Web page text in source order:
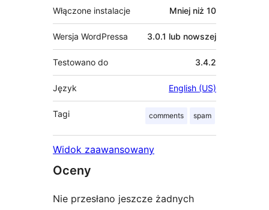
Włączone instalacje Mniej niż 10
Wersja WordPressa 3.0.1 lub nowszej
Testowano do 3.4.2
Język English (US)
Tagi comments spam
Widok zaawansowany
Oceny
Nie przesłano jeszcze żadnych